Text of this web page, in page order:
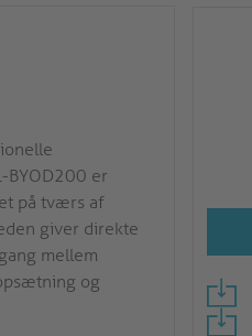
BYOD200 er
på tværs af
giver direkte
mellem
og